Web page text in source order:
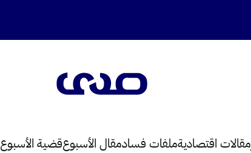
مقالات اقتصاديةملفات فسادمقال الأسبوعقضية الأسبوع